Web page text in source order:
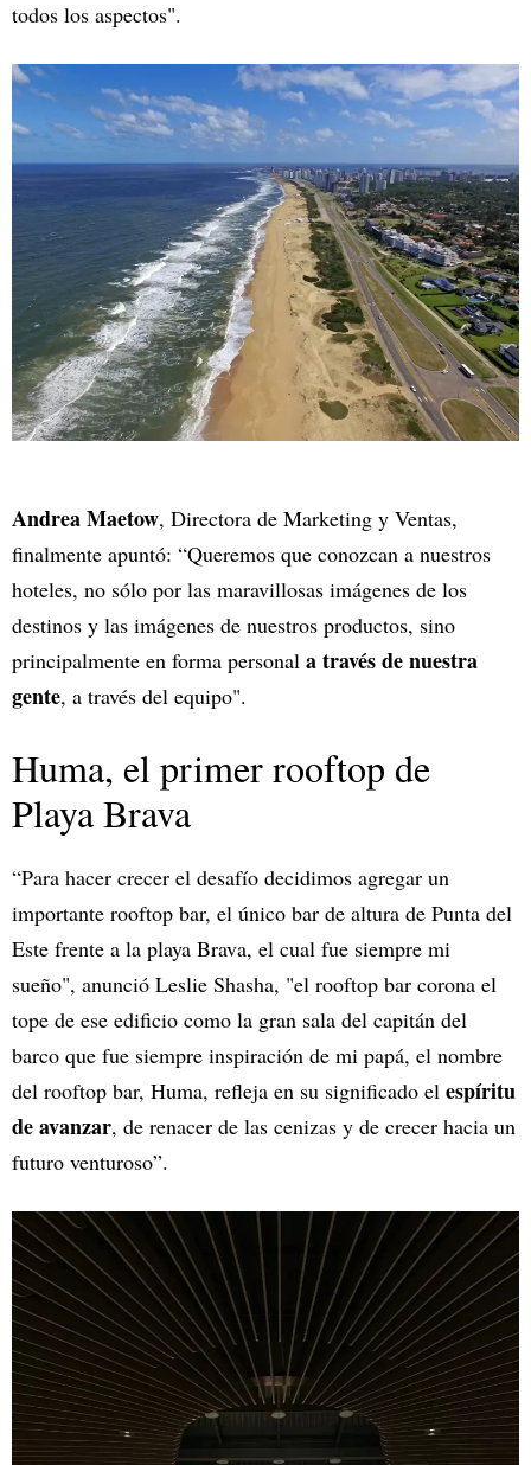
todos los aspectos".
Andrea Maetow, Directora de Marketing y Ventas,
finalmente apuntó: “Queremos que conozcan a nuestros
hoteles, no sólo por las maravillosas imágenes de los
destinos y las imágenes de nuestros productos, sino
principalmente en forma personal a través de nuestra
gente, a través del equipo".
Huma, el primer rooftop de
Playa Brava
“Para hacer crecer el desafío decidimos agregar un
importante rooftop bar, el único bar de altura de Punta del
Este frente a la playa Brava, el cual fue siempre mi
sueño", anunció Leslie Shasha, "el rooftop bar corona el
tope de ese edificio como la gran sala del capitán del
barco que fue siempre inspiración de mi papá, el nombre
del rooftop bar, Huma, refleja en su significado el espíritu
de avanzar, de renacer de las cenizas y de crecer hacia un
futuro venturoso”.